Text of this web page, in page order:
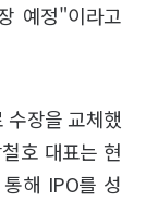
예정"이라고
수장을 교체했
호 대표는 현
해 IPO를 성